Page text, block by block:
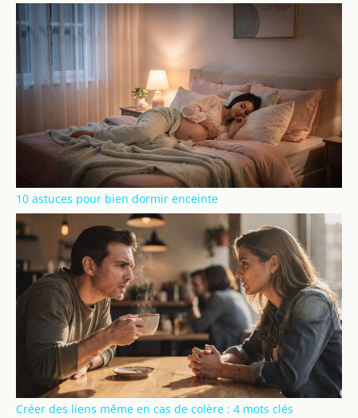
10 astuces pour bien dormir enceinte
Créer des liens même en cas de colère : 4 mots clés